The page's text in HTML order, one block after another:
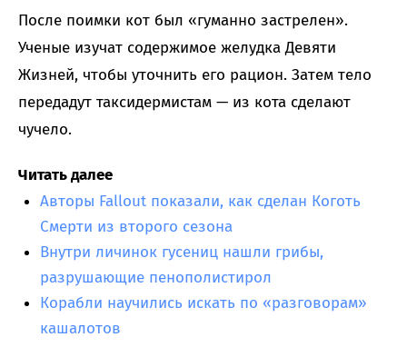
После поимки кот был «гуманно застрелен».
Ученые изучат содержимое желудка Девяти
Жизней, чтобы уточнить его рацион. Затем тело
передадут таксидермистам — из кота сделают
чучело.
Читать далее
Авторы Fallout показали, как сделан Коготь
Смерти из второго сезона
Внутри личинок гусениц нашли грибы,
разрушающие пенополистирол
Корабли научились искать по «разговорам»
кашалотов